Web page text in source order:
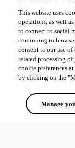
This website uses
operations, as well
to connect to social
continuing to
consent to our use
related processing of
cookie preferences
by clicking on the
Manage